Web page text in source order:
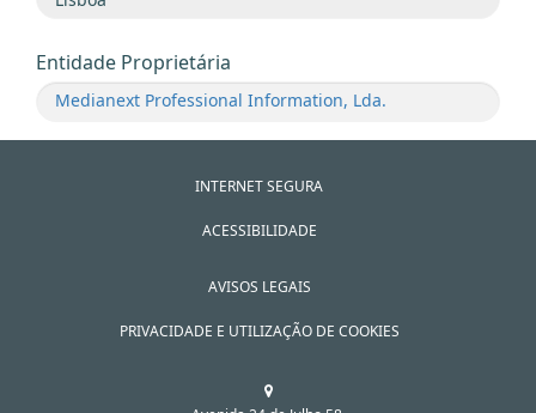
Entidade Proprietária
Medianext Professional Information, Lda.
INTERNET SEGURA
ACESSIBILIDADE
AVISOS LEGAIS
PRIVACIDADE E UTILIZAÇÃO DE COOKIES